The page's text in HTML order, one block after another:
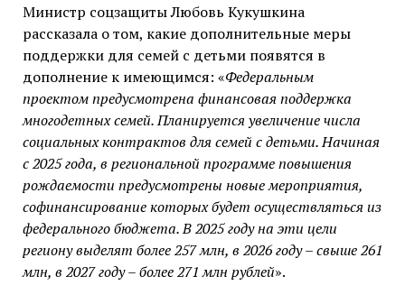
Министр соцзащиты Любовь Кукушкина
рассказала о том, какие дополнительные меры
поддержки для семей с детьми появятся в
дополнение к имеющимся: «Федеральным
проектом предусмотрена финансовая поддержка
многодетных семей. Планируется увеличение числа
социальных контрактов для семей с детьми. Начиная
с 2025 года, в региональной программе повышения
рождаемости предусмотрены новые мероприятия,
софинансирование которых будет осуществляться из
федерального бюджета. В 2025 году на эти цели
региону выделят более 257 млн, в 2026 году – свыше 261
млн, в 2027 году – более 271 млн рублей».